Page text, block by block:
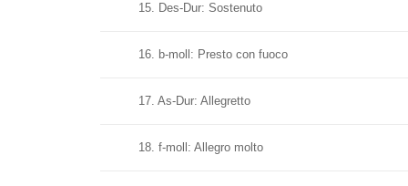
15. Des-Dur: Sostenuto
16. b-moll: Presto con fuoco
17. As-Dur: Allegretto
18. f-moll: Allegro molto